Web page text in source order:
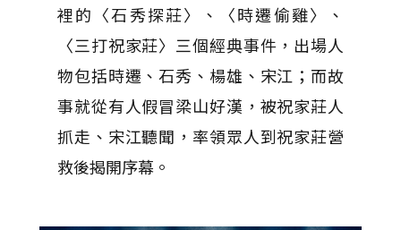
裡的〈石秀探莊〉、〈時遷偷雞〉、
〈三打祝家莊〉三個經典事件，出場人
物包括時遷、石秀、楊雄、宋江；而故
事就從有人假冒梁山好漢，被祝家莊人
抓走、宋江聽聞，率領眾人到祝家莊營
救後揭開序幕。